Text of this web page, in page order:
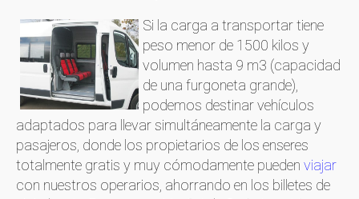
Si la carga a transportar tiene
peso menor de 1500 kilos y
volumen hasta 9 m3 (capacidad
de una furgoneta grande),
podemos destinar vehículos
adaptados para llevar simultáneamente la carga y
pasajeros, donde los propietarios de los enseres
totalmente gratis y muy cómodamente pueden viajar
con nuestros operarios, ahorrando en los billetes de